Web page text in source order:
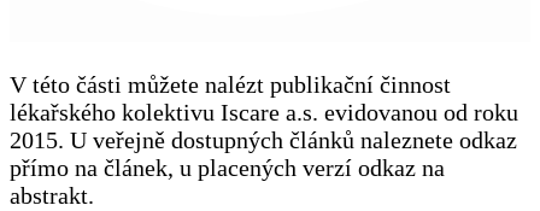
V této části můžete nalézt publikační činnost
lékařského kolektivu Iscare a.s. evidovanou od roku
2015. U veřejně dostupných článků naleznete odkaz
přímo na článek, u placených verzí odkaz na
abstrakt.